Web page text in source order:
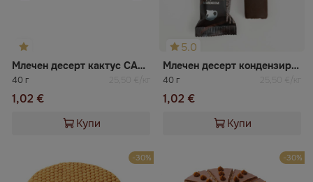
Млечен десерт кактус САВУШКИН
40 г 25,50 €/кг
1,02 €
Купи
5.0
Млечен десерт кондензирано мляко белгийски шоколад Сваля
40 г 25,50 €/кг
1,02 €
Купи
-30% -30%